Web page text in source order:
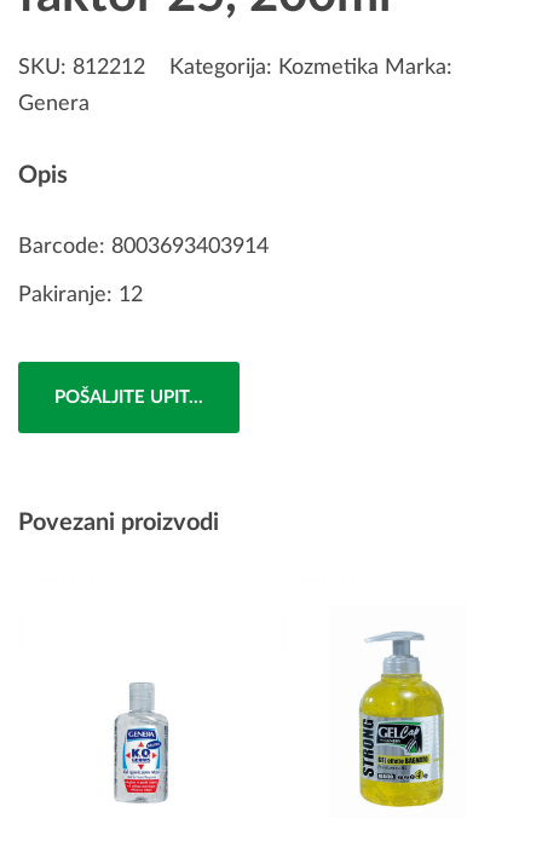
SKU: 812212 Kategorija: Kozmetika Marka:
Genera
Opis
Barcode: 8003693403914
Pakiranje: 12
POŠALJITE UPIT...
Povezani proizvodi